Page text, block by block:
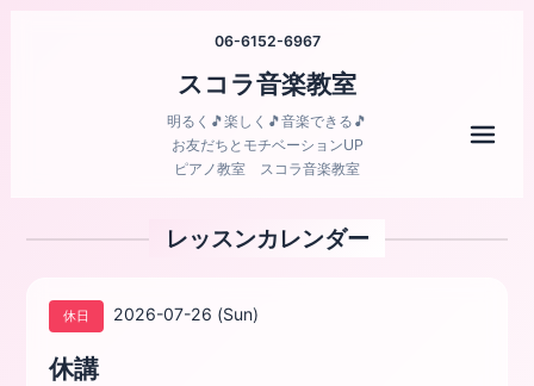
06-6152-6967
スコラ音楽教室
明るく🎵楽しく🎵音楽できる🎵
お友だちとモチベーションUP
ピアノ教室 スコラ音楽教室
レッスンカレンダー
休日 2026-07-26 (Sun)
休講